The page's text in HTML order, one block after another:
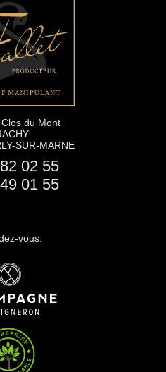
du Mont
SUR-MARNE
02 55
01 55
vous.